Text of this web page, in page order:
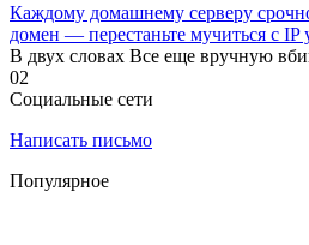
Каждому домашнему серверу
домен — перестаньте мучиться с IP
В двух словах Все еще вручную
02
Социальные сети
Написать письмо
Популярное